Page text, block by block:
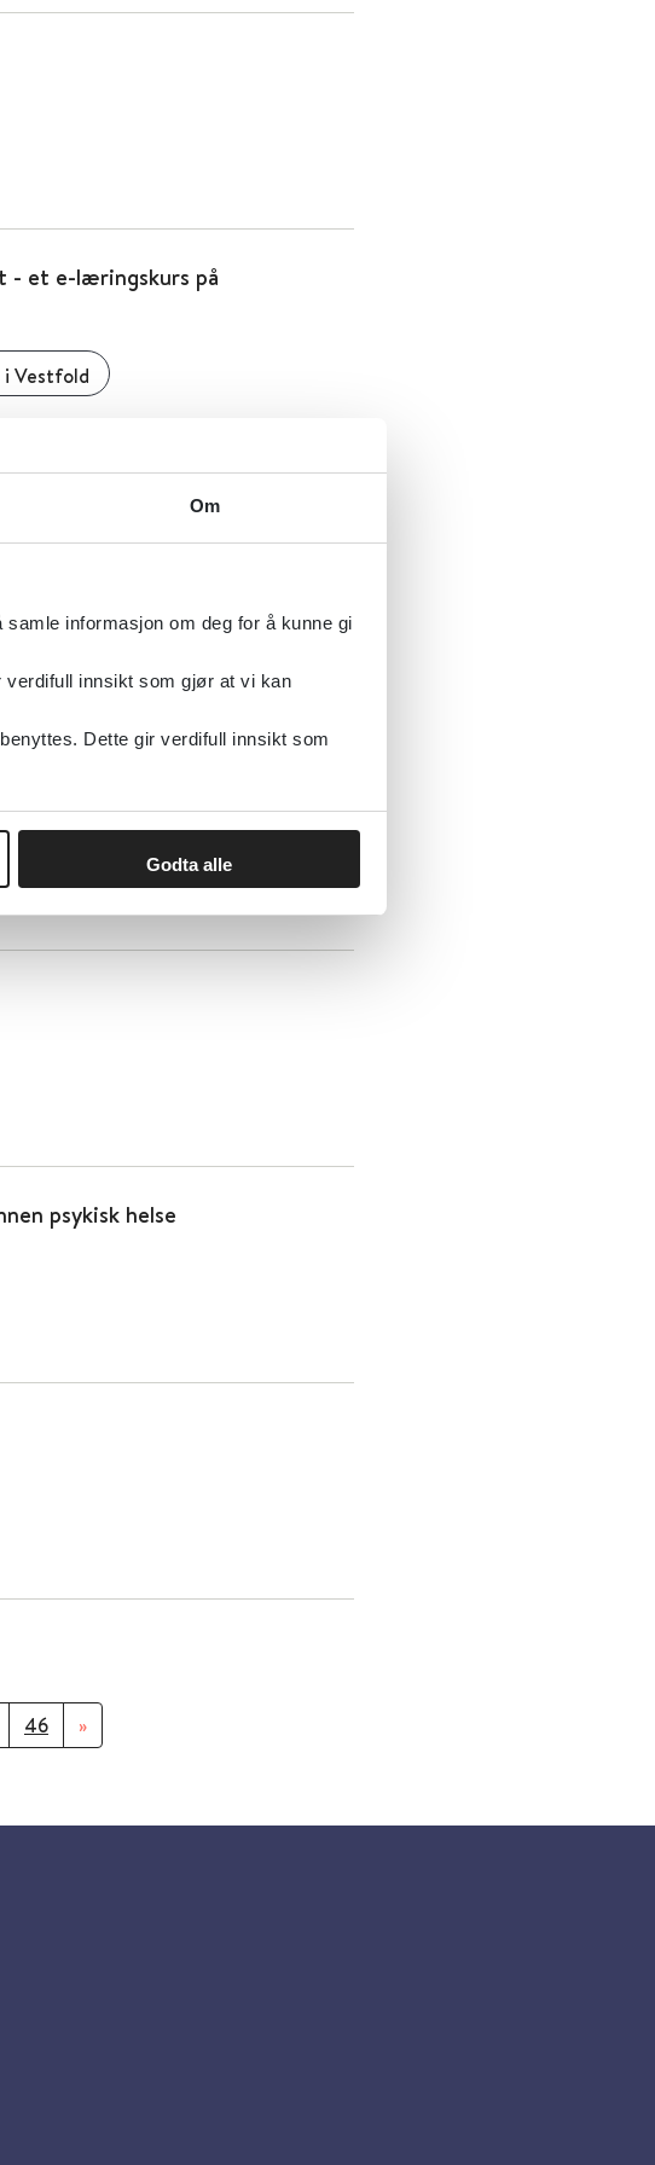
Om
informasjon om deg for å kunne gi
innsikt som gjør at vi kan
Dette gir verdifull innsikt som
Godta alle
- et e-læringskurs på
i Vestfold
Nasjonalt kunnskapssenter om vold og traumatisk stress (NKVTS) 2022
psykisk helse
46 »